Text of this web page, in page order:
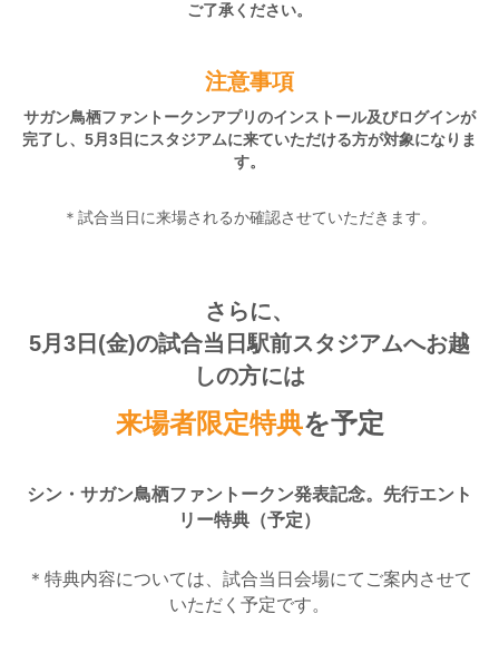
ご了承ください。
注意事項
サガン鳥栖ファントークンアプリのインストール及びログインが
完了し、5月3日にスタジアムに来ていただける方が対象になりま
す。
＊試合当日に来場されるか確認させていただきます。
さらに、
5月3日(金)の試合当日駅前スタジアムへお越
しの方には
来場者限定特典を予定
シン・サガン鳥栖ファントークン発表記念。先行エント
リー特典（予定）
＊特典内容については、試合当日会場にてご案内させて
いただく予定です。